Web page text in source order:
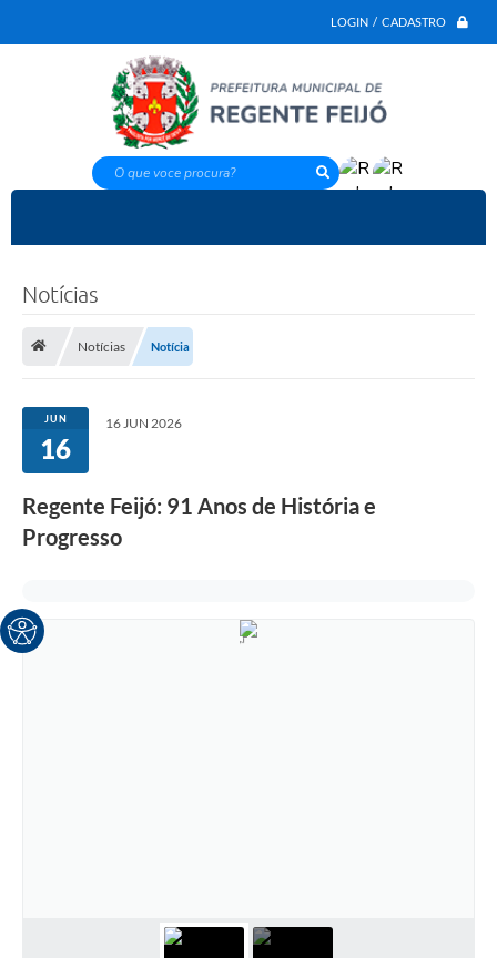
LOGIN / CADASTRO
O que voce procura?
Notícias
Notícias Notícia
JUN
16
16 JUN 2026
Regente Feijó: 91 Anos de História e
Progresso